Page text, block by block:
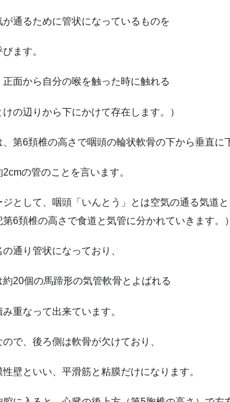
が通るために管状になっているものを
ます。
正面から自分の喉を触った時に触れる
の辺りから下にかけて存在します。）
、第6頚椎の高さで咽頭の輪状軟骨の下から垂直に
2cmの管のことを言います。
ジとして、咽頭「いんとう」とは空気の通る気道
第6頚椎の高さで食道と気管に分かれていきます。）
通り管状になっており、
約20個の馬蹄形の気管軟骨とよばれる
重なって出来ています。
ので、後ろ側は軟骨が欠けており、
性壁といい、平滑筋と粘膜だけになります。